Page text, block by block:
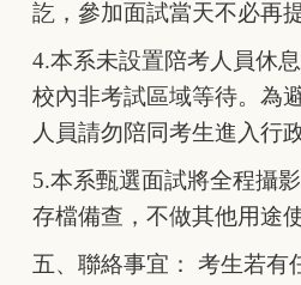
訖，參加面試當天不必再
4.本系未設置陪考人員休
校內非考試區域等待。為
人員請勿陪同考生進入行
5.本系甄選面試將全程攝
存檔備查，不做其他用途使
五、聯絡事宜： 考生若有